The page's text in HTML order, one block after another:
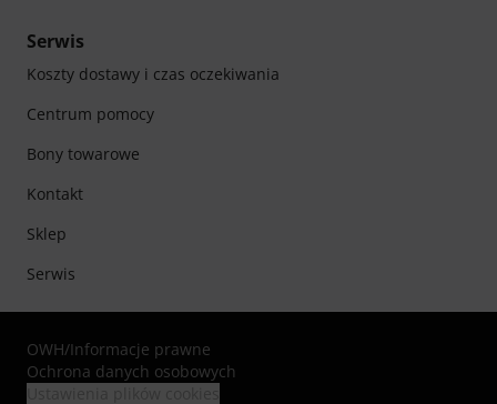
Serwis
Koszty dostawy i czas oczekiwania
Centrum pomocy
Bony towarowe
Kontakt
Sklep
Serwis
OWH/Informacje prawne
Ochrona danych osobowych